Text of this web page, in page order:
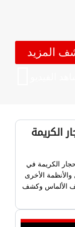
المزيد
الكريمة
الكريمة في
الأخرى
ذهبي لكشف الألماس وكشف